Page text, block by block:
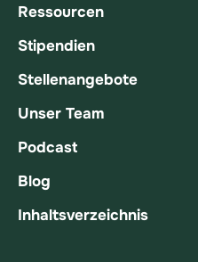
Ressourcen
Stipendien
Stellenangebote
Unser Team
Podcast
Blog
Inhaltsverzeichnis